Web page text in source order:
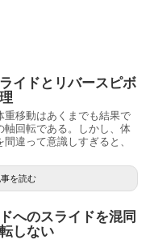
イドとリバースピボ
重移動はあくまでも結果で
軸回転である。しかし、体
違って意識しすぎると、
を読む
へのスライドを混同
しない